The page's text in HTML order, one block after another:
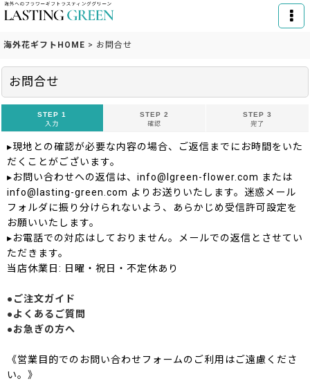
海外花ギフトHOME > お問合せ
お問合せ
STEP 1
入力
STEP 2
確認
STEP 3
完了
▸現地との確認が必要な内容の場合、ご返信までにお時間をいた
だくことがございます。
▸お問い合わせへの返信は、info@lgreen-flower.com または
info@lasting-green.com よりお送りいたします。迷惑メール
フォルダに振り分けられないよう、あらかじめ受信許可設定を
お願いいたします。
▸お電話での対応はしておりません。メールでの返信とさせてい
ただきます。
当店休業日: 日曜・祝日・不定休あり
●ご注文ガイド
●よくあるご質問
●お急ぎの方へ
《営業目的でのお問い合わせフォームのご利用はご遠慮くださ
い。》